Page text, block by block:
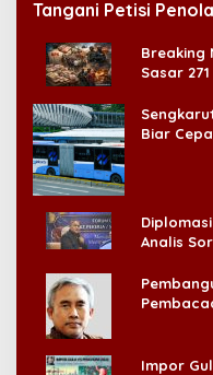
Tangani Petisi
Breaking
Sasar
Biar
Analis
Impor